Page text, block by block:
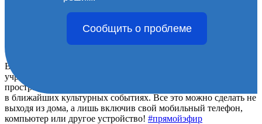
Сообщить о проблеме
Прямой эфир». Афиша
мероприятий на 20 октября.
В рамках проекта «Культура Новороссийска. Прямой эфир»
учреждения культуры проводят мероприятия в виртуальном
пространстве. Приглашаем жителей удаленно принять участие
в ближайших культурных событиях. Все это можно сделать не
выходя из дома, а лишь включив свой мобильный телефон,
компьютер или другое устройство! #прямойэфир